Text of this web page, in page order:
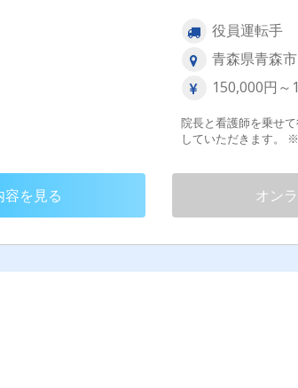
役員運転手
青森県青森市
150,000円～
院長と看護師を乗せ
容を見る オン